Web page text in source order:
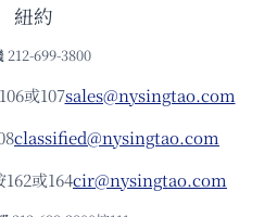
紐約
212-699-3800
或107sales@nysingtao.com
classified@nysingtao.com
162或164cir@nysingtao.com